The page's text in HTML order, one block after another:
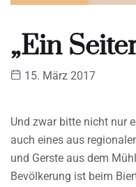
„Ein
15. März 2017
Und zwar bitte nicht nur
auch eines aus
und Gerste aus dem
Bevölkerung ist beim